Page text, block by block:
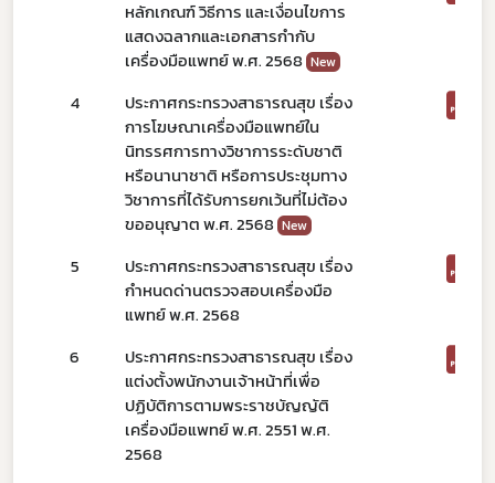
หลักเกณฑ์ วิธีการ และเงื่อนไขการ
แสดงฉลากและเอกสารกำกับ
เครื่องมือแพทย์ พ.ศ. 2568 New
4
ประกาศกระทรวงสาธารณสุข เรื่อง
การโฆษณาเครื่องมือแพทย์ใน
นิทรรศการทางวิชาการระดับชาติ
หรือนานาชาติ หรือการประชุมทาง
วิชาการที่ได้รับการยกเว้นที่ไม่ต้อง
ขออนุญาต พ.ศ. 2568 New
5
ประกาศกระทรวงสาธารณสุข เรื่อง
กำหนดด่านตรวจสอบเครื่องมือ
แพทย์ พ.ศ. 2568
6
ประกาศกระทรวงสาธารณสุข เรื่อง
แต่งตั้งพนักงานเจ้าหน้าที่เพื่อ
ปฏิบัติการตามพระราชบัญญัติ
เครื่องมือแพทย์ พ.ศ. 2551 พ.ศ.
2568
Subscribe
ข่าวประชาสัมพันธ์ทั่วไป